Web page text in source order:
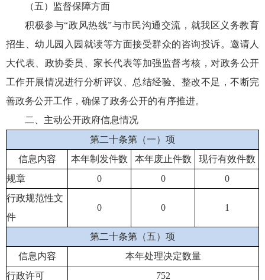
（五）监督保障方面
积极参与“政风热线”与市民沟通交流，就我区义务教育
招生、幼儿园入园就读等方面接受群众的咨询投诉。邀请人
大代表、政协委员、家长代表等加强监督考核，对政务公开
工作开展情况进行分析评议、总结经验、整改不足，不断完
善政务公开工作，确保了政务公开的有序推进。
二、主动公开政府信息情况
第二十条第（一）项
信息内容
本年制发件数 本年废止件数
现行有效件数
规章
0 0
0
行政规范性文
件
0 0 1
第二十条第（五）项
信息内容
本年处理决定数量
行政许可
752